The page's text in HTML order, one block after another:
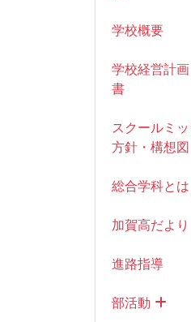
学校概要
学校経営計
書
スクールミ
方針・構想図
総合学科とは
加賀高だより
進路指導
部活動